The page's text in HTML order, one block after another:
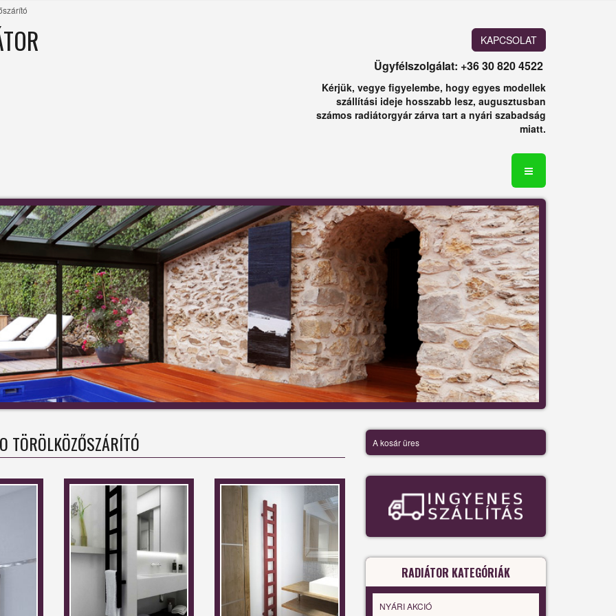
KAPCSOLAT
Ügyfélszolgálat: +36 30 820 4522
Kérjük, vegye figyelembe, hogy egyes modellek
szállítási ideje hosszabb lesz, augusztusban
számos radiátorgyár zárva tart a nyári szabadság
miatt.
TÖRÖLKÖZŐSZÁRÍTÓ A kosár üres
RADIÁTOR KATEGÓRIÁK
NYÁRI AKCIÓ